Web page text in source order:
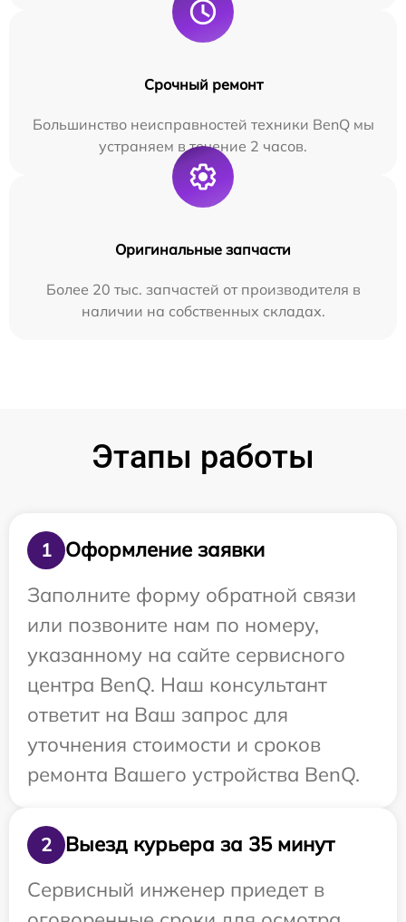
Срочный ремонт
Большинство неисправностей техники BenQ мы
устраняем в течение 2 часов.
Оригинальные запчасти
Более 20 тыс. запчастей от производителя в
наличии на собственных складах.
Этапы работы
1
Оформление заявки
Заполните форму обратной связи
или позвоните нам по номеру,
указанному на сайте сервисного
центра BenQ. Наш консультант
ответит на Ваш запрос для
уточнения стоимости и сроков
ремонта Вашего устройства BenQ.
2
Выезд курьера за 35 минут
Сервисный инженер приедет в